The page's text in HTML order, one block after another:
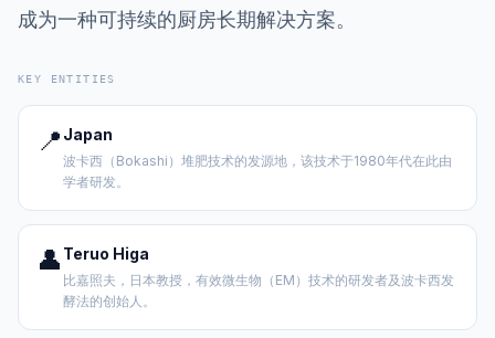
成为一种可持续的厨房长期解决方案。
KEY ENTITIES
📍 Japan
波卡西（Bokashi）堆肥技术的发源地，该技术于1980年代在此由
学者研发。
👤 Teruo Higa
比嘉照夫，日本教授，有效微生物（EM）技术的研发者及波卡西发
酵法的创始人。